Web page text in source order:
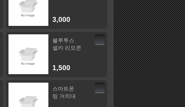
3,000
블루투스
셀카 리모콘
1,500
스마트폰
링 거치대